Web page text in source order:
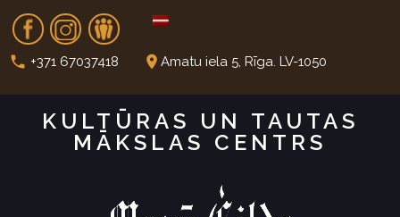
t
Fb In Dr
call +371 67037418 place Amatu iela 5, Rīga. LV-1050
KULTŪRAS UN TAUTAS
MĀKSLAS CENTRS